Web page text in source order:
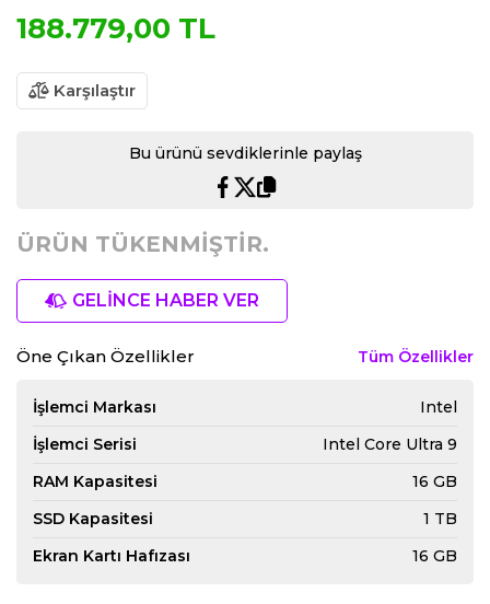
188.779,00 TL
Karşılaştır
Bu ürünü sevdiklerinle paylaş
ÜRÜN TÜKENMİŞTİR.
GELİNCE HABER VER
Öne Çıkan Özellikler Tüm Özellikler
İşlemci Markası
Intel
İşlemci Serisi
Intel Core Ultra 9
RAM Kapasitesi
16 GB
SSD Kapasitesi
1 TB
Ekran Kartı Hafızası
16 GB